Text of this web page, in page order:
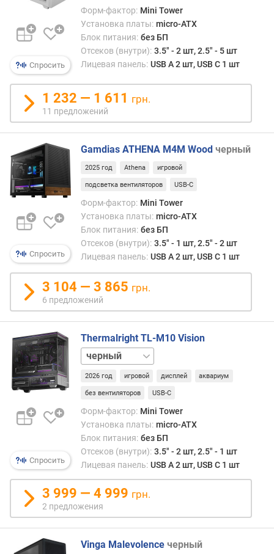
г
у
б
и
н
а
л
и
н
а
П
,
о
(
м
л
и
н
а
в
и
д
к
а
р
т
ы
,
о
Спросить
Форм-фактор: Mini Tower
Установка платы: micro-ATX
Блок питания: без БП
Отсеков (внутри): 3.5" - 2 шт, 2.5" - 5 шт
Лицевая панель: USB A 2 шт, USB C 1 шт
1 232 — 1 611 грн.
11 предложений
Спросить
Gamdias ATHENA M4M Wood черный
2025 год Athena игровой
подсветка вентиляторов USB-C
Форм-фактор: Mini Tower
Установка платы: micro-ATX
Блок питания: без БП
Отсеков (внутри): 3.5" - 1 шт, 2.5" - 2 шт
Лицевая панель: USB A 2 шт, USB C 1 шт
3 104 — 3 865 грн.
6 предложений
Спросить
Thermalright TL-M10 Vision
белый
2026 год игровой дисплей аквариум
без вентиляторов USB-C
Форм-фактор: Mini Tower
Установка платы: micro-ATX
Блок питания: без БП
Отсеков (внутри): 3.5" - 2 шт, 2.5" - 1 шт
Лицевая панель: USB A 2 шт, USB C 1 шт
3 999 — 4 999 грн.
2 предложения
Vinga Malevolence черный